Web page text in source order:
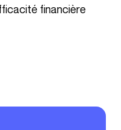
financière